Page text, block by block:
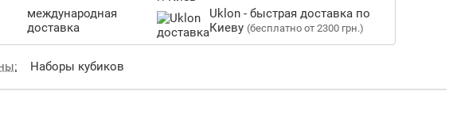
международная
доставка
Uklon - быстрая доставка по
Киеву (бесплатно от 2300 грн.)
Наборы кубиков